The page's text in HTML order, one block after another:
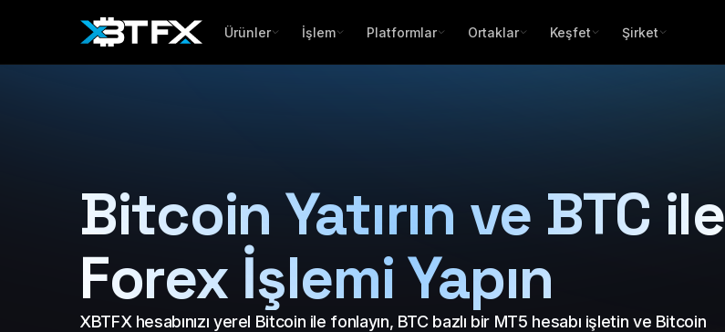
Ürünler İşlem Platformlar Ortaklar Keşfet Şirket
Bitcoin Yatırın ve BTC ile
Forex İşlemi Yapın
XBTFX hesabınızı yerel Bitcoin ile fonlayın, BTC bazlı bir MT5 hesabı işletin ve Bitcoin